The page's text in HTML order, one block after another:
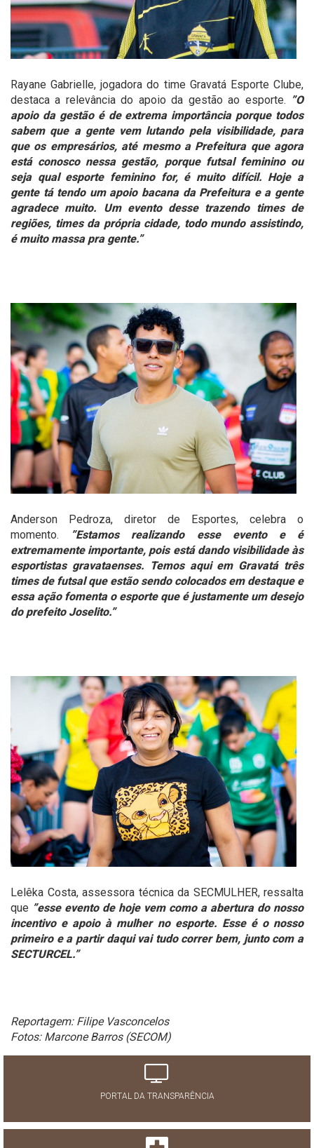
Rayane Gabrielle, jogadora do time Gravatá Esporte Clube,
destaca a relevância do apoio da gestão ao esporte. ”O
apoio da gestão é de extrema importância porque todos
sabem que a gente vem lutando pela visibilidade, para
que os empresários, até mesmo a Prefeitura que agora
está conosco nessa gestão, porque futsal feminino ou
seja qual esporte feminino for, é muito difícil. Hoje a
gente tá tendo um apoio bacana da Prefeitura e a gente
agradece muito. Um evento desse trazendo times de
regiões, times da própria cidade, todo mundo assistindo,
é muito massa pra gente.”
Anderson Pedroza, diretor de Esportes, celebra o
momento.
”Estamos realizando esse evento e é
extremamente importante, pois está dando visibilidade às
esportistas gravataenses. Temos aqui em Gravatá três
times de futsal que estão sendo colocados em destaque e
essa ação fomenta o esporte que é justamente um desejo
do prefeito Joselito.”
Lelêka Costa, assessora técnica da SECMULHER, ressalta
que ”esse evento de hoje vem como a abertura do nosso
incentivo e apoio à mulher no esporte. Esse é o nosso
primeiro e a partir daqui vai tudo correr bem, junto com a
SECTURCEL.”
Reportagem: Filipe Vasconcelos
Fotos: Marcone Barros (SECOM)
PORTAL DA TRANSPARÊNCIA